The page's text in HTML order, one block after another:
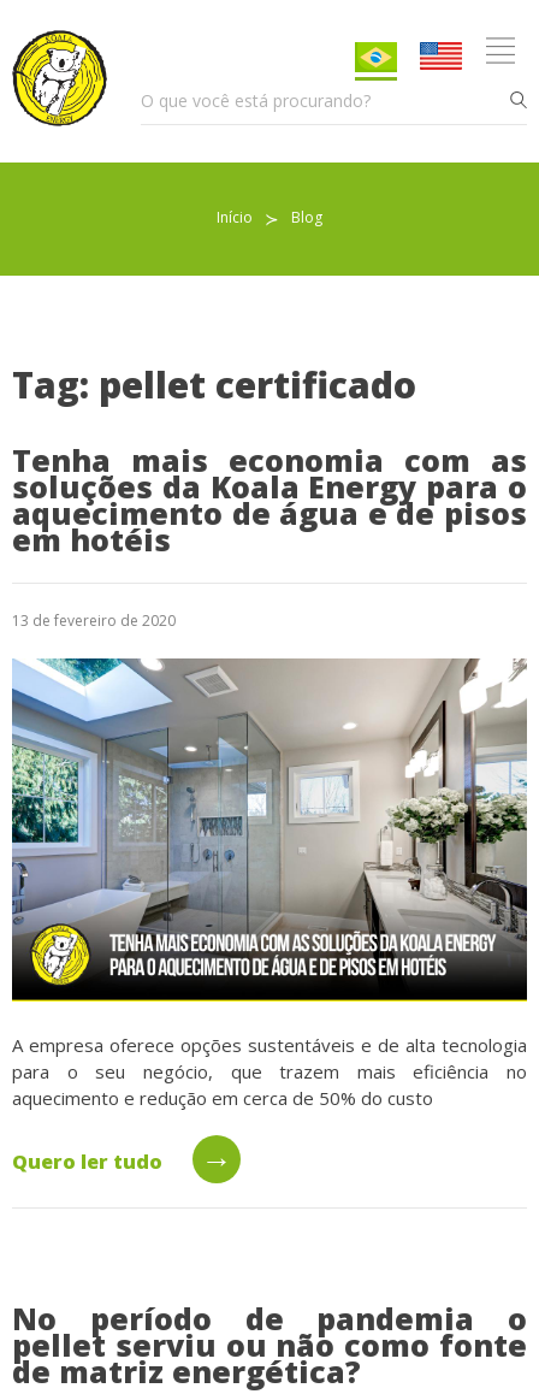
Início ≻ Blog
Tag: pellet certificado
Tenha mais economia com as
soluções da Koala Energy para o
aquecimento de água e de pisos
em hotéis
13 de fevereiro de 2020
A empresa oferece opções sustentáveis e de alta tecnologia
para o seu negócio, que trazem mais eficiência no
aquecimento e redução em cerca de 50% do custo
Quero ler tudo →
No período de pandemia o
pellet serviu ou não como fonte
de matriz energética?
Sobre nós
Indicações de uso
Denúncias
Relatório Transparência
Trabalhe Conosco